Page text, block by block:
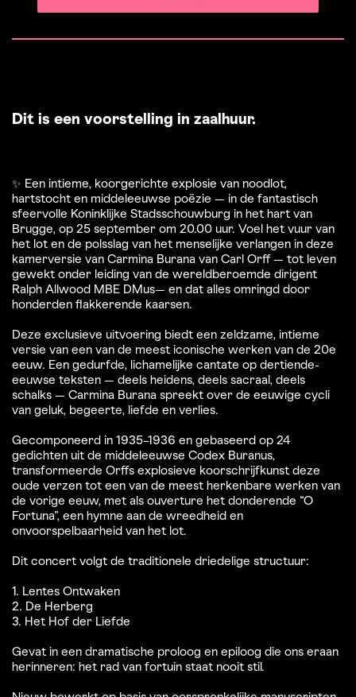
Dit is een voorstelling in zaalhuur.
✨ Een intieme, koorgerichte explosie van noodlot,
hartstocht en middeleeuwse poëzie — in de fantastisch
sfeervolle Koninklijke Stadsschouwburg in het hart van
Brugge, op 25 september om 20.00 uur. Voel het vuur van
het lot en de polsslag van het menselijke verlangen in deze
kamerversie van Carmina Burana van Carl Orff — tot leven
gewekt onder leiding van de wereldberoemde dirigent
Ralph Allwood MBE DMus— en dat alles omringd door
honderden flakkerende kaarsen.
Deze exclusieve uitvoering biedt een zeldzame, intieme
versie van een van de meest iconische werken van de 20e
eeuw. Een gedurfde, lichamelijke cantate op dertiende-
eeuwse teksten — deels heidens, deels sacraal, deels
schalks — Carmina Burana spreekt over de eeuwige cycli
van geluk, begeerte, liefde en verlies.
Gecomponeerd in 1935–1936 en gebaseerd op 24
gedichten uit de middeleeuwse Codex Buranus,
transformeerde Orffs explosieve koorschrijfkunst deze
oude verzen tot een van de meest herkenbare werken van
de vorige eeuw, met als ouverture het donderende “O
Fortuna”, een hymne aan de wreedheid en
onvoorspelbaarheid van het lot.
Dit concert volgt de traditionele driedelige structuur:
1. Lentes Ontwaken
2. De Herberg
3. Het Hof der Liefde
Gevat in een dramatische proloog en epiloog die ons eraan
herinneren: het rad van fortuin staat nooit stil.